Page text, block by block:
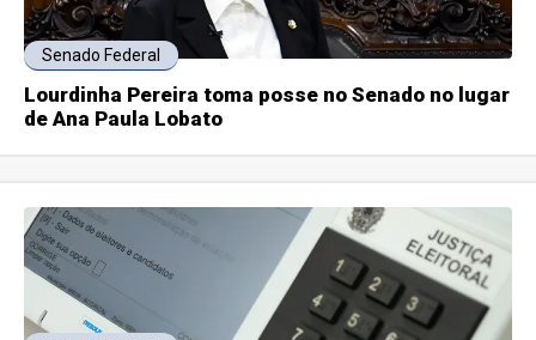
Senado Federal
Lourdinha Pereira toma posse no Senado no lugar
de Ana Paula Lobato